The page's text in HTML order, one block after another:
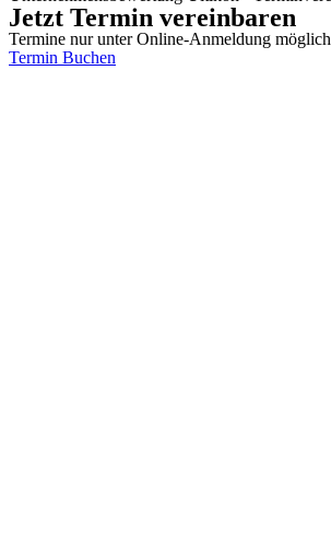
Jetzt Termin vereinbaren
Termine nur unter Online-Anmeldung möglich
Termin Buchen